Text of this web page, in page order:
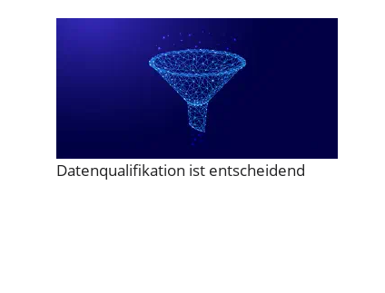
Datenqualifikation ist entscheidend